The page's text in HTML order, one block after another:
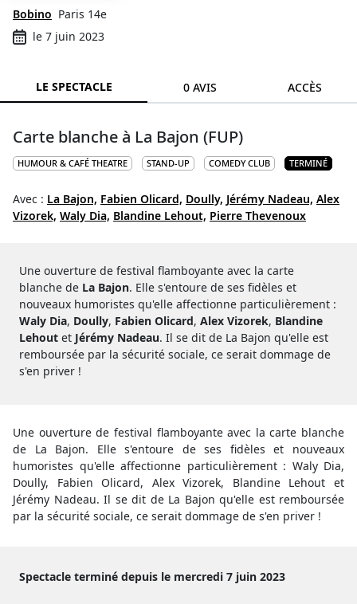
Bobino Paris 14e
le 7 juin 2023
LE SPECTACLE 0 AVIS ACCÈS
Carte blanche à La Bajon (FUP)
HUMOUR & CAFÉ THEATRE STAND-UP COMEDY CLUB TERMINÉ
Avec : La Bajon, Fabien Olicard, Doully, Jérémy Nadeau, Alex
Vizorek, Waly Dia, Blandine Lehout, Pierre Thevenoux
Une ouverture de festival flamboyante avec la carte
blanche de La Bajon. Elle s'entoure de ses fidèles et
nouveaux humoristes qu'elle affectionne particulièrement :
Waly Dia, Doully, Fabien Olicard, Alex Vizorek, Blandine
Lehout et Jérémy Nadeau. Il se dit de La Bajon qu'elle est
remboursée par la sécurité sociale, ce serait dommage de
s'en priver !
Une ouverture de festival flamboyante avec la carte blanche
de La Bajon. Elle s'entoure de ses fidèles et nouveaux
humoristes qu'elle affectionne particulièrement : Waly Dia,
Doully, Fabien Olicard, Alex Vizorek, Blandine Lehout et
Jérémy Nadeau. Il se dit de La Bajon qu'elle est remboursée
par la sécurité sociale, ce serait dommage de s'en priver !
Spectacle terminé depuis le mercredi 7 juin 2023